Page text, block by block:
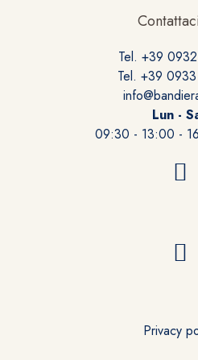
Tel. +39
Tel. +39
Lun -
09:30 - 13:00 -
Privacy